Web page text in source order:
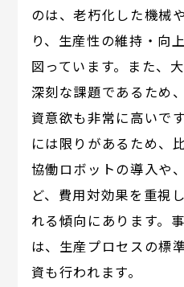
のは、老朽化した機械
り、生産性の維持・向
図っています。また、
深刻な課題であるため
資意欲も非常に高いで
には限りがあるため、
協働ロボットの導入や
ど、費用対効果を重視
れる傾向にあります。
は、生産プロセスの標
資も行われます。